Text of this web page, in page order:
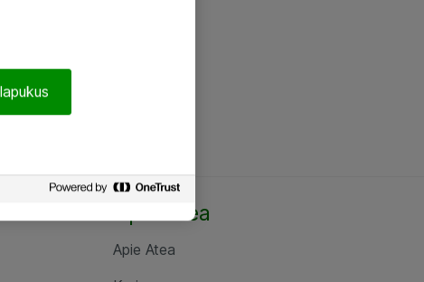
Apie Atea
Apie Atea